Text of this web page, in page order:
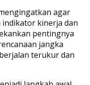
agar
indikator kinerja dan
pentingnya
jangka
terukur dan